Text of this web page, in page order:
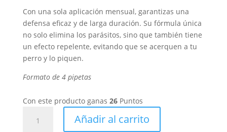
era:
39,89 €.
es:
26,30 €.
Con una sola aplicación mensual, garantizas una
defensa eficaz y de larga duración. Su fórmula única
no solo elimina los parásitos, sino que también tiene
un efecto repelente, evitando que se acerquen a tu
perro y lo piquen.
Formato de 4 pipetas
Con este producto ganas 26Puntos
Añadir al carrito